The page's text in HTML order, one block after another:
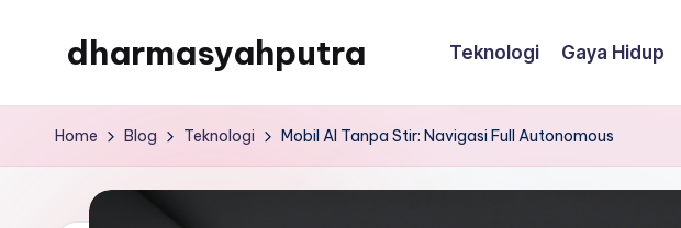
dharmasyahputra Teknologi Gaya Hidup
Home Blog Teknologi Mobil AI Tanpa Stir: Navigasi Full Autonomous